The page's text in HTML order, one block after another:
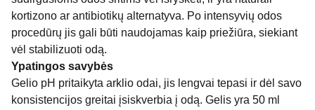
kortizono ar antibiotikų alternatyva. Po intensyvių odos
procedūrų jis gali būti naudojamas kaip priežiūra, siekiant
vėl stabilizuoti odą.
Ypatingos savybės
Gelio pH pritaikyta arklio odai, jis lengvai tepasi ir dėl savo
konsistencijos greitai įsiskverbia į odą. Gelis yra 50 ml